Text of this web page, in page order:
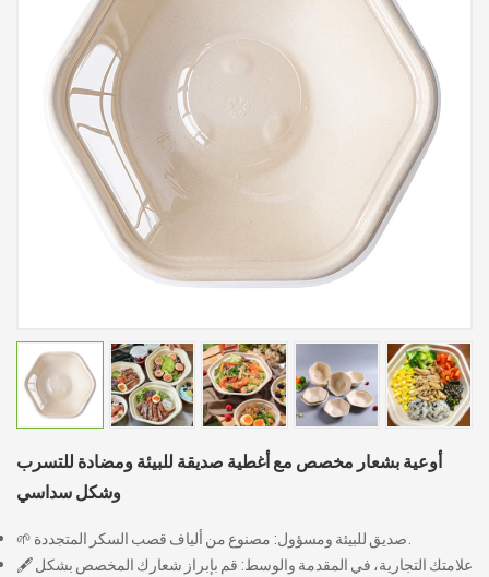
أوعية بشعار مخصص مع أغطية صديقة للبيئة ومضادة للتسرب
وشكل سداسي
🖋️ علامتك التجارية، في المقدمة والوسط: قم بإبراز شعارك المخصص بشكل